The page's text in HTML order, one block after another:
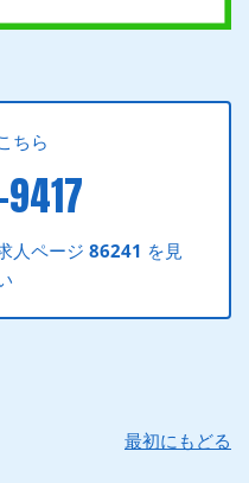
ちら
人ページ86241 を見
最初にもどる